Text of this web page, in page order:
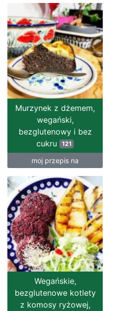
Murzynek z dżemem,
wegański,
bezglutenowy i bez
cukru
121
moj przepis na
Wegańskie,
bezglutenowe kotlety
z komosy ryżowej,